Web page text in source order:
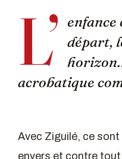
L’ enfance
départ,
acrobatique
Avec Ziguilé, ce sont
envers et contre